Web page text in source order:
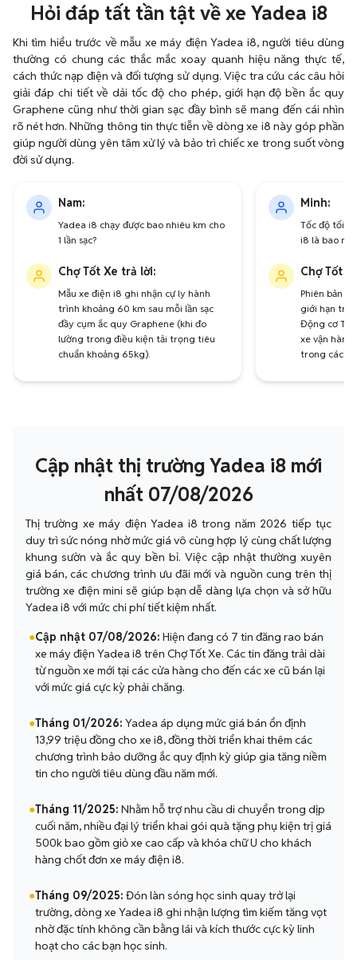
Hỏi đáp tất tần tật về xe Yadea i8
Khi tìm hiểu trước về mẫu xe máy điện Yadea i8, người tiêu dùng
thường có chung các thắc mắc xoay quanh hiệu năng thực tế,
cách thức nạp điện và đối tượng sử dụng. Việc tra cứu các câu hỏi
giải đáp chi tiết về dải tốc độ cho phép, giới hạn độ bền ắc quy
Graphene cũng như thời gian sạc đầy bình sẽ mang đến cái nhìn
rõ nét hơn. Những thông tin thực tiễn về dòng xe i8 này góp phần
giúp người dùng yên tâm xử lý và bảo trì chiếc xe trong suốt vòng
đời sử dụng.
Nam:
Yadea i8 chạy được bao nhiêu km cho
1 lần sạc?
Chợ Tốt Xe trả lời:
Mẫu xe điện i8 ghi nhận cự ly hành
trình khoảng 60 km sau mỗi lần sạc
đầy cụm ắc quy Graphene (khi đo
lường trong điều kiện tải trọng tiêu
chuẩn khoảng 65kg).
Minh:
Tốc độ tối
i8 là bao
Chợ Tốt
Phiên bản
giới hạn
Động cơ
xe vận
trong các
Cập nhật thị trường Yadea i8 mới
nhất 07/08/2026
Thị trường xe máy điện Yadea i8 trong năm 2026 tiếp tục
duy trì sức nóng nhờ mức giá vô cùng hợp lý cùng chất lượng
khung sườn và ắc quy bền bỉ. Việc cập nhật thường xuyên
giá bán, các chương trình ưu đãi mới và nguồn cung trên thị
trường xe điện mini sẽ giúp bạn dễ dàng lựa chọn và sở hữu
Yadea i8 với mức chi phí tiết kiệm nhất.
●Cập nhật 07/08/2026: Hiện đang có 7 tin đăng rao bán
xe máy điện Yadea i8 trên Chợ Tốt Xe. Các tin đăng trải dài
từ nguồn xe mới tại các cửa hàng cho đến các xe cũ bán lại
với mức giá cực kỳ phải chăng.
●Tháng 01/2026: Yadea áp dụng mức giá bán ổn định
13,99 triệu đồng cho xe i8, đồng thời triển khai thêm các
chương trình bảo dưỡng ắc quy định kỳ giúp gia tăng niềm
tin cho người tiêu dùng đầu năm mới.
●Tháng 11/2025: Nhằm hỗ trợ nhu cầu di chuyển trong dịp
cuối năm, nhiều đại lý triển khai gói quà tặng phụ kiện trị giá
500k bao gồm giỏ xe cao cấp và khóa chữ U cho khách
hàng chốt đơn xe máy điện i8.
●Tháng 09/2025: Đón làn sóng học sinh quay trở lại
trường, dòng xe Yadea i8 ghi nhận lượng tìm kiếm tăng vọt
nhờ đặc tính không cần bằng lái và kích thước cực kỳ linh
hoạt cho các bạn học sinh.